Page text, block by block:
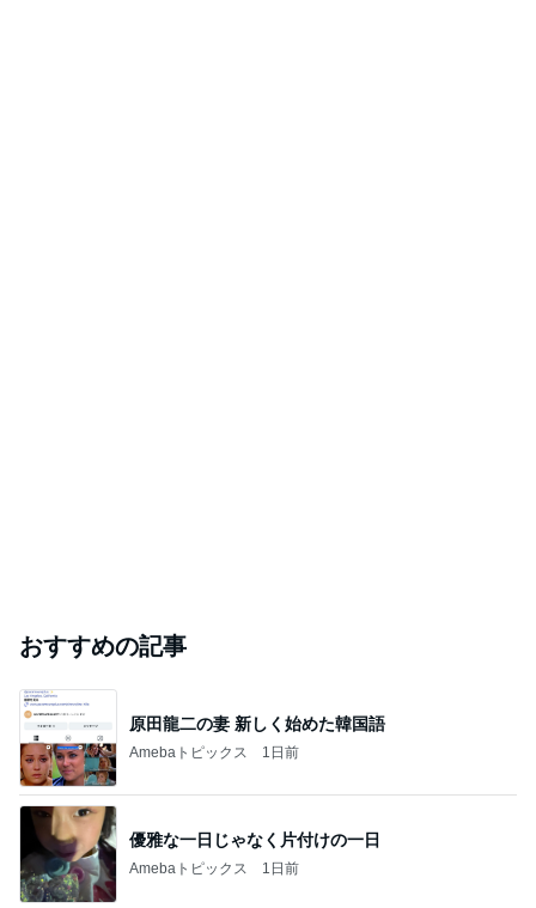
おすすめの記事
原田龍二の妻 新しく始めた韓国語
Amebaトピックス 1日前
優雅な一日じゃなく片付けの一日
Amebaトピックス 1日前